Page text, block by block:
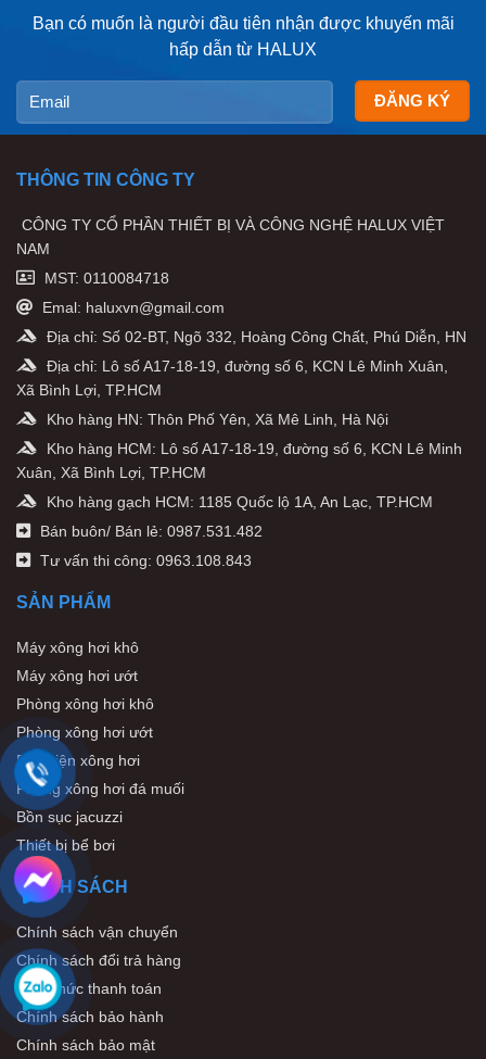
Bạn có muốn là người đầu tiên nhận được khuyến mãi
hấp dẫn từ HALUX
THÔNG TIN CÔNG TY
CÔNG TY CỔ PHẦN THIẾT BỊ VÀ CÔNG NGHỆ HALUX VIỆT
NAM
MST: 0110084718
Emal: haluxvn@gmail.com
Địa chỉ: Số 02-BT, Ngõ 332, Hoàng Công Chất, Phú Diễn, HN
Địa chỉ: Lô số A17-18-19, đường số 6, KCN Lê Minh Xuân,
Xã Bình Lợi, TP.HCM
Kho hàng HN: Thôn Phố Yên, Xã Mê Linh, Hà Nội
Kho hàng HCM: Lô số A17-18-19, đường số 6, KCN Lê Minh
Xuân, Xã Bình Lợi, TP.HCM
Kho hàng gạch HCM: 1185 Quốc lộ 1A, An Lạc, TP.HCM
Bán buôn/ Bán lẻ: 0987.531.482
Tư vấn thi công: 0963.108.843
SẢN PHẨM
Máy xông hơi khô
Máy xông hơi ướt
Phòng xông hơi khô
Phòng xông hơi ướt
Phụ kiện xông hơi
Phòng xông hơi đá muối
Bồn sục jacuzzi
Thiết bị bể bơi
CHÍNH SÁCH
Chính sách vận chuyển
Chính sách đổi trả hàng
Hình thức thanh toán
Chính sách bảo hành
Chính sách bảo mật